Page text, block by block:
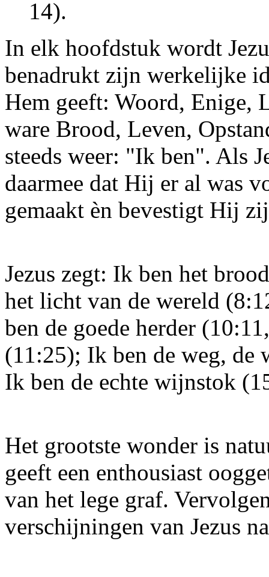
14).
In elk hoofdstuk wordt
benadrukt zijn werkelijke
Hem geeft: Woord, Enige,
ware Brood, Leven,
steeds weer: "Ik ben". Als
daarmee dat Hij er al was
gemaakt èn bevestigt Hij
Jezus zegt: Ik ben het
het licht van de wereld
ben de goede herder
(11:25); Ik ben de weg, de
Ik ben de echte wijnstok
Het grootste wonder is
geeft een enthousiast
van het lege graf.
verschijningen van Jezus